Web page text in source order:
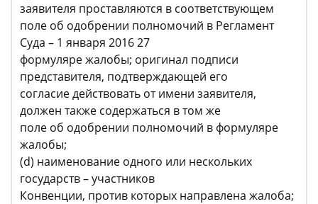
заявителя проставляются в соответствующем
поле об одобрении полномочий в Регламент
Суда – 1 января 2016 27
формуляре жалобы; оригинал подписи
представителя, подтверждающей его
согласие действовать от имени заявителя,
должен также содержаться в том же
поле об одобрении полномочий в формуляре
жалобы;
(d) наименование одного или нескольких
государств – участников
Конвенции, против которых направлена жалоба;